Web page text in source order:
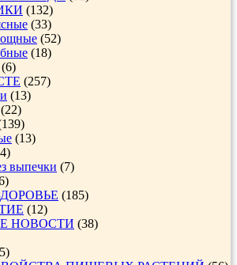
(132)
(33)
(52)
(18)
(6)
(257)
(13)
(22)
(13)
выпечки (7)
(185)
(12)
НОВОСТИ (38)